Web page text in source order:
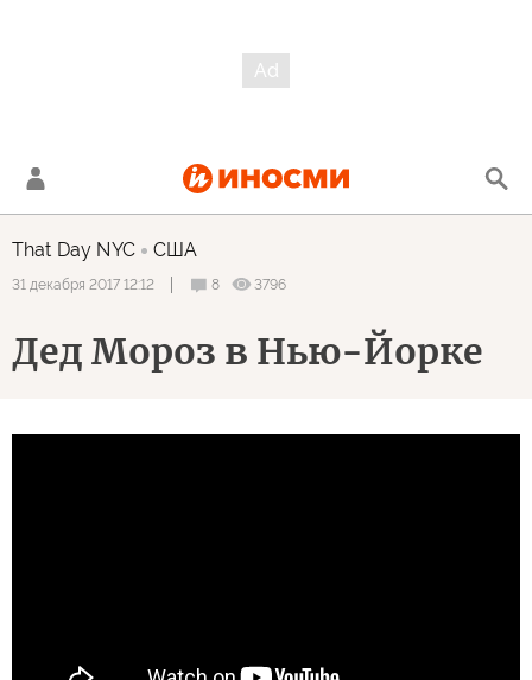
That Day NYC США
31 декабря 2017 12:12 8 3796
Дед Мороз в Нью-Йорке